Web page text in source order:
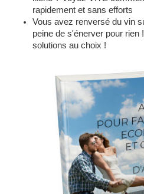
rapidement et sans efforts
Vous avez renversé du vin
peine de s'énerver pour rien
solutions au choix !